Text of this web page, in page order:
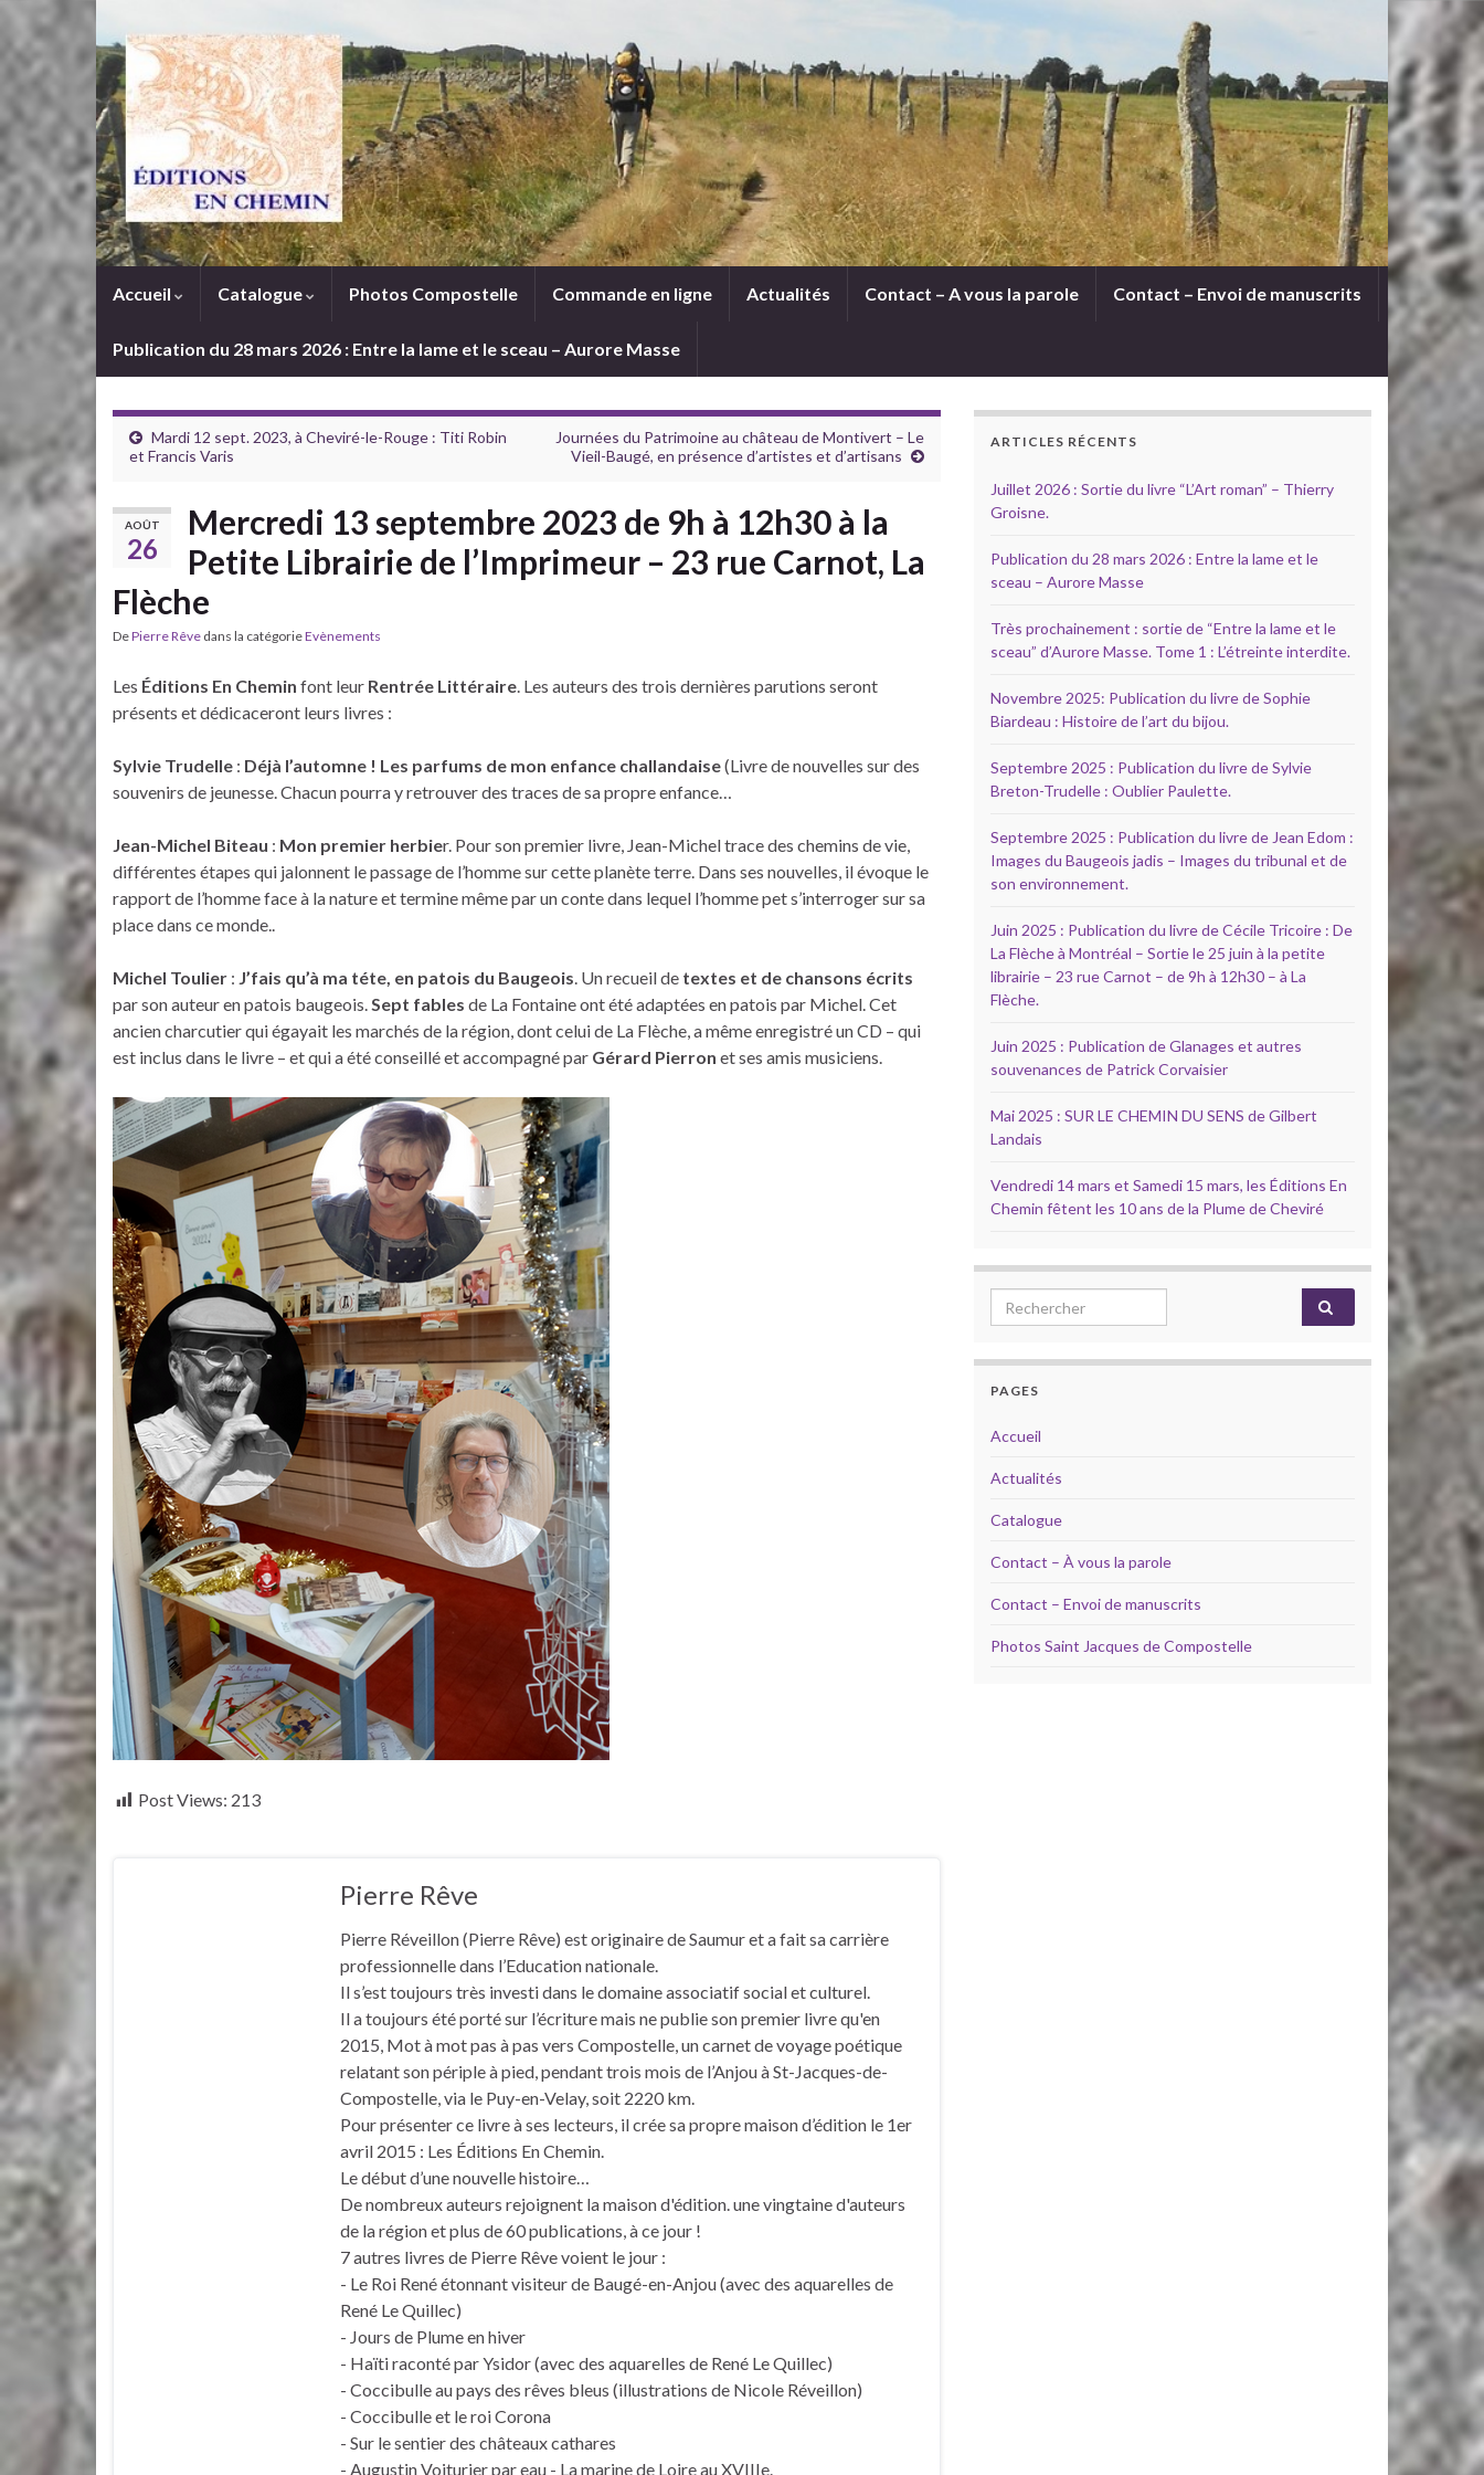
Accueil Catalogue Photos Compostelle Commande en ligne Actualités Contact – A vous la parole Contact – Envoi de manuscrits
Publication du 28 mars 2026 : Entre la lame et le sceau – Aurore Masse
Mardi 12 sept. 2023, à Cheviré-le-Rouge : Titi Robin
et Francis Varis
Journées du Patrimoine au château de Montivert – Le
Vieil-Baugé, en présence d’artistes et d’artisans
AOÛT
26
Mercredi 13 septembre 2023 de 9h à 12h30 à la
Petite Librairie de l’Imprimeur – 23 rue Carnot, La
Flèche
DePierre Rêve dans la catégorieEvènements
Les Éditions En Chemin font leur Rentrée Littéraire. Les auteurs des trois dernières parutions seront
présents et dédicaceront leurs livres :
Sylvie Trudelle : Déjà l’automne ! Les parfums de mon enfance challandaise(Livre de nouvelles sur des
souvenirs de jeunesse. Chacun pourra y retrouver des traces de sa propre enfance…
Jean-Michel Biteau : Mon premier herbier. Pour son premier livre, Jean-Michel trace des chemins de vie,
différentes étapes qui jalonnent le passage de l’homme sur cette planète terre. Dans ses nouvelles, il évoque le
rapport de l’homme face à la nature et termine même par un conte dans lequel l’homme pet s’interroger sur sa
place dans ce monde..
Michel Toulier : J’fais qu’à ma téte, en patois du Baugeois. Un recueil de textes et de chansons écrits
par son auteur en patois baugeois.Sept fables de La Fontaine ont été adaptées en patois par Michel. Cet
ancien charcutier qui égayait les marchés de la région, dont celui de La Flèche, a même enregistré un CD – qui
est inclus dans le livre – et qui a été conseillé et accompagné par Gérard Pierron et ses amis musiciens.
Post Views: 213
Pierre Rêve
Pierre Réveillon (Pierre Rêve) est originaire de Saumur et a fait sa carrière
professionnelle dans l’Education nationale.
Il s’est toujours très investi dans le domaine associatif social et culturel.
Il a toujours été porté sur l’écriture mais ne publie son premier livre qu'en
2015, Mot à mot pas à pas vers Compostelle, un carnet de voyage poétique
relatant son périple à pied, pendant trois mois de l’Anjou à St-Jacques-de-
Compostelle, via le Puy-en-Velay, soit 2220 km.
Pour présenter ce livre à ses lecteurs, il crée sa propre maison d’édition le 1er
avril 2015 : Les Éditions En Chemin.
Le début d’une nouvelle histoire…
De nombreux auteurs rejoignent la maison d'édition. une vingtaine d'auteurs
de la région et plus de 60 publications, à ce jour !
7 autres livres de Pierre Rêve voient le jour :
- Le Roi René étonnant visiteur de Baugé-en-Anjou (avec des aquarelles de
René Le Quillec)
- Jours de Plume en hiver
- Haïti raconté par Ysidor (avec des aquarelles de René Le Quillec)
- Coccibulle au pays des rêves bleus (illustrations de Nicole Réveillon)
- Coccibulle et le roi Corona
- Sur le sentier des châteaux cathares
- Augustin Voiturier par eau - La marine de Loire au XVIIIe.
ARTICLES RÉCENTS
Juillet 2026 : Sortie du livre “L’Art roman” – Thierry
Groisne.
Publication du 28 mars 2026 : Entre la lame et le
sceau – Aurore Masse
Très prochainement : sortie de “Entre la lame et le
sceau” d’Aurore Masse. Tome 1 : L’étreinte interdite.
Novembre 2025: Publication du livre de Sophie
Biardeau : Histoire de l’art du bijou.
Septembre 2025 : Publication du livre de Sylvie
Breton-Trudelle : Oublier Paulette.
Septembre 2025 : Publication du livre de Jean Edom :
Images du Baugeois jadis – Images du tribunal et de
son environnement.
Juin 2025 : Publication du livre de Cécile Tricoire : De
La Flèche à Montréal – Sortie le 25 juin à la petite
librairie – 23 rue Carnot – de 9h à 12h30 – à La
Flèche.
Juin 2025 : Publication de Glanages et autres
souvenances de Patrick Corvaisier
Mai 2025 : SUR LE CHEMIN DU SENS de Gilbert
Landais
Vendredi 14 mars et Samedi 15 mars, les Éditions En
Chemin fêtent les 10 ans de la Plume de Cheviré
Search for:
PAGES
Accueil
Actualités
Catalogue
Contact – À vous la parole
Contact – Envoi de manuscrits
Photos Saint Jacques de Compostelle